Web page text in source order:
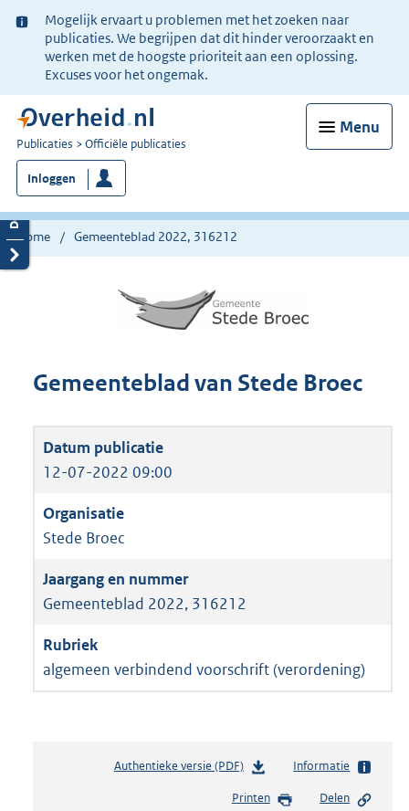
Ter
informatie:
Mogelijk ervaart u problemen met het zoeken naar
publicaties. We begrijpen dat dit hinder veroorzaakt en
werken met de hoogste prioriteit aan een oplossing.
Excuses voor het ongemak.
Menu
U
bent
nu
hier:
Publicaties Officiële publicaties
Inloggen
Home Gemeenteblad 2022, 316212
Gemeenteblad van Stede Broec
12-07-2022 09:00
Stede Broec
Gemeenteblad 2022, 316212
algemeen verbindend voorschrift (verordening)
Authentieke versie (PDF)b
s
Informatie
Printen Delen